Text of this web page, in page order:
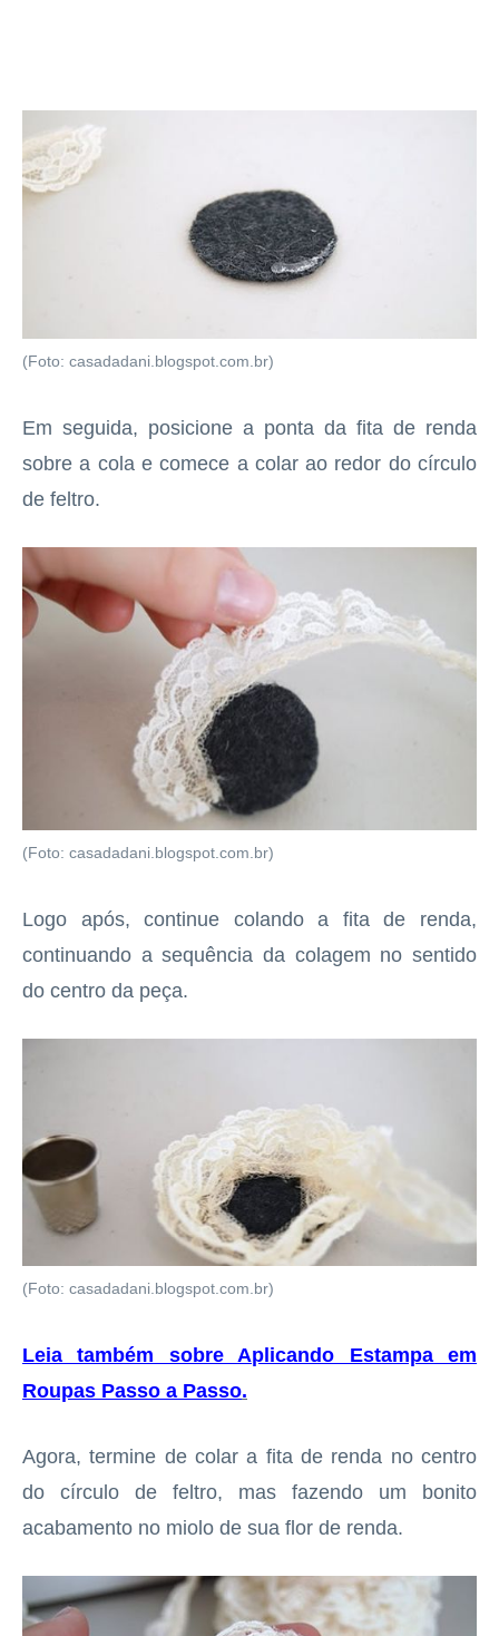
(Foto: casadadani.blogspot.com.br)
Em seguida, posicione a ponta da fita de renda
sobre a cola e comece a colar ao redor do círculo
de feltro.
(Foto: casadadani.blogspot.com.br)
Logo após, continue colando a fita de renda,
continuando a sequência da colagem no sentido
do centro da peça.
(Foto: casadadani.blogspot.com.br)
Leia também sobre Aplicando Estampa em
Roupas Passo a Passo.
Agora, termine de colar a fita de renda no centro
do círculo de feltro, mas fazendo um bonito
acabamento no miolo de sua flor de renda.